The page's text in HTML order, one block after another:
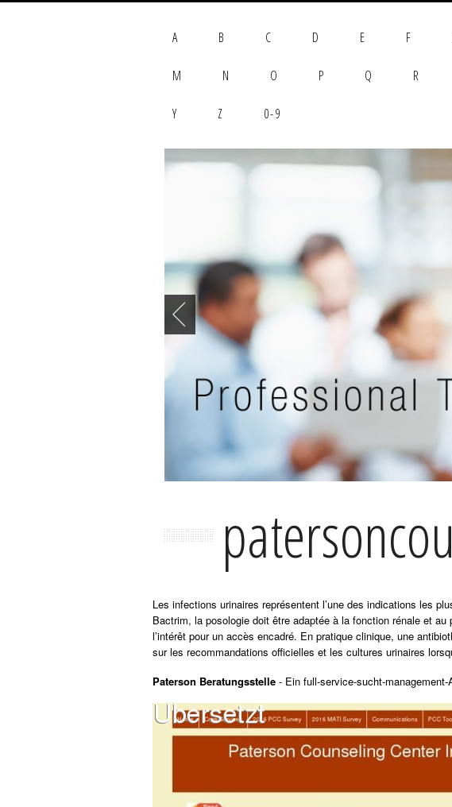
A B C D E F
M N O P Q R
Y Z 0-9
Les infections urinaires représentent l’une des indications les
Bactrim, la posologie doit être adaptée à la fonction rénale et
l’intérêt pour un accès encadré. En pratique clinique, une
sur les recommandations officielles et les cultures urinaires
Paterson Beratungsstelle - Ein full-service-sucht-